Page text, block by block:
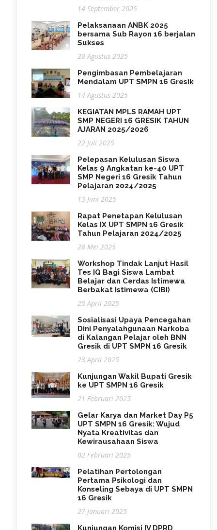
14 September 2025
Pelaksanaan ANBK 2025
bersama Sub Rayon 16 berjalan
Sukses
28 Agustus 2025
Pengimbasan Pembelajaran
Mendalam UPT SMPN 16 Gresik
14 Agustus 2025
KEGIATAN MPLS RAMAH UPT
SMP NEGERI 16 GRESIK TAHUN
AJARAN 2025/2026
22 Juli 2025
Pelepasan Kelulusan Siswa
Kelas 9 Angkatan ke-40 UPT
SMP Negeri 16 Gresik Tahun
Pelajaran 2024/2025
13 Juni 2025
Rapat Penetapan Kelulusan
Kelas IX UPT SMPN 16 Gresik
Tahun Pelajaran 2024/2025
28 Mei 2025
Workshop Tindak Lanjut Hasil
Tes IQ Bagi Siswa Lambat
Belajar dan Cerdas Istimewa
Berbakat Istimewa (CIBI)
25 April 2025
Sosialisasi Upaya Pencegahan
Dini Penyalahgunaan Narkoba
di Kalangan Pelajar oleh BNN
Gresik di UPT SMPN 16 Gresik
23 April 2025
Kunjungan Wakil Bupati Gresik
ke UPT SMPN 16 Gresik
21 Februari 2025
Gelar Karya dan Market Day P5
UPT SMPN 16 Gresik: Wujud
Nyata Kreativitas dan
Kewirausahaan Siswa
02 Februari 2025
Pelatihan Pertolongan
Pertama Psikologi dan
Konseling Sebaya di UPT SMPN
16 Gresik
27 Januari 2025
Kunjungan Komisi IV DPRD